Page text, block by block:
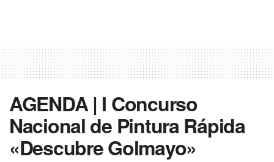
AGENDA | I Concurso
Nacional de Pintura Rápida
«Descubre Golmayo»